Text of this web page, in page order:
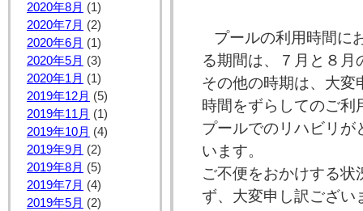
2020年8月 (1)
2020年7月 (2)
2020年6月 (1)
2020年5月 (3)
2020年1月 (1)
2019年12月 (5)
2019年11月 (1)
2019年10月 (4)
2019年9月 (2)
2019年8月 (5)
2019年7月 (4)
2019年5月 (2)
プールの利用時間に
る期間は、７月と８
その他の時期は、大変
時間をずらしてのご
プールでのリハビリが
います。
ご不便をおかけする
ず、大変申し訳ござい